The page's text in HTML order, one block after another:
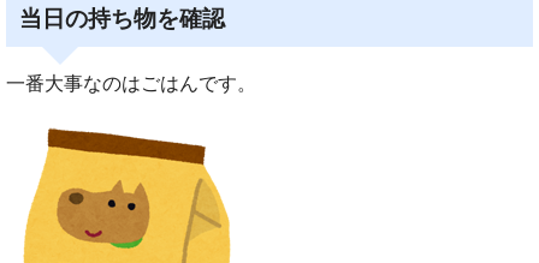
当日の持ち物を確認
一番大事なのはごはんです。